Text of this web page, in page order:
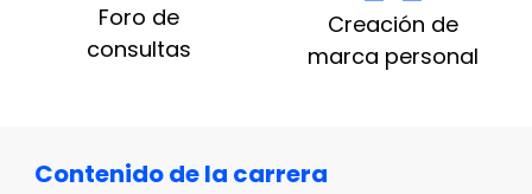
Foro de
consultas
Creación de
marca personal
Contenido de la carrera